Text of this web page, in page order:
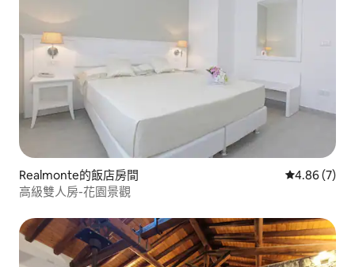
Realmonte的飯店房間 從 7 則評價
4.86 (7)
高級雙人房-花園景觀